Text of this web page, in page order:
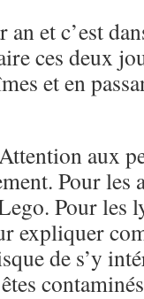
an et c’est
ces deux
et en
aux
Pour les
Pour les
expliquer
de s’y